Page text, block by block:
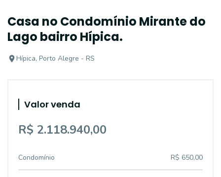
Casa no Condomínio Mirante do
Lago bairro Hípica.
Hípica, Porto Alegre - RS
Valor venda
R$ 2.118.940,00
Condomínio R$ 650,00